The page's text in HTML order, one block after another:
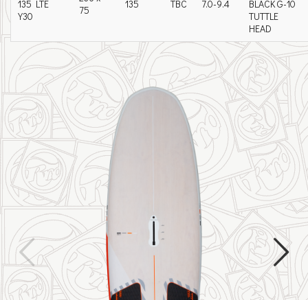
135 LTE
Y30
75
135 TBC 7.0-9.4
BLACK G-10
TUTTLE
HEAD
 